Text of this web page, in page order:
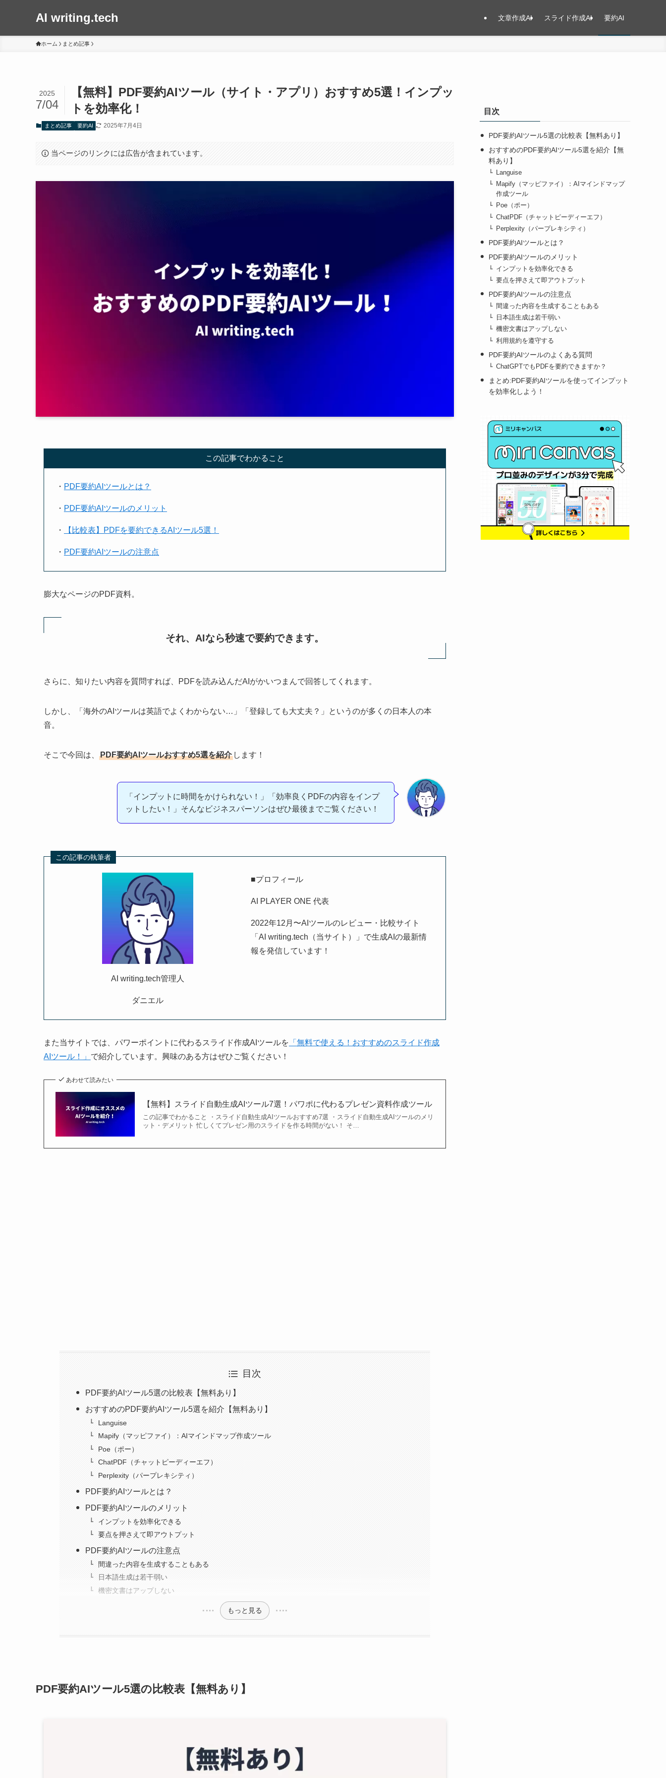
AI writing.tech 文章作成AI スライド作成AI 要約AI
ホーム まとめ記事
【無料】PDF要約AIツール（サイト・アプリ）おすすめ5選！インプッ
トを効率化！
2025
7/04
まとめ記事 要約AI 2025年7月4日
当ページのリンクには広告が含まれています。
この記事でわかること
・ PDF要約AIツールとは？
・ PDF要約AIツールのメリット
・ 【比較表】PDFを要約できるAIツール5選！
・ PDF要約AIツールの注意点
膨大なページのPDF資料。
それ、AIなら秒速で要約できます。
さらに、知りたい内容を質問すれば、PDFを読み込んだAIがかいつまんで回答してくれます。
しかし、「海外のAIツールは英語でよくわからない…」「登録しても大丈夫？」というのが多くの日本人の本
音。
そこで今回は、 PDF要約AIツールおすすめ5選を紹介 します！
「インプットに時間をかけられない！」「効率良くPDFの内容をインプ
ットしたい！」そんなビジネスパーソンはぜひ最後までご覧ください！
この記事の執筆者
AI writing.tech管理人
ダニエル
■プロフィール
AI PLAYER ONE 代表
2022年12月〜AIツールのレビュー・比較サイト
「AI writing.tech（当サイト）」で生成AIの最新情
報を発信しています！
また当サイトでは、パワーポイントに代わるスライド作成AIツールを 「無料で使える！おすすめのスライド作成
AIツール！」 で紹介しています。興味のある方はぜひご覧ください！
あわせて読みたい
【無料】スライド自動生成AIツール7選！パワポに代わるプレゼン資料作成ツール
この記事でわかること ・スライド自動生成AIツールおすすめ7選 ・スライド自動生成AIツールのメリ
ット・デメリット 忙しくてプレゼン用のスライドを作る時間がない！ そ…
目次
PDF要約AIツール5選の比較表【無料あり】
おすすめのPDF要約AIツール5選を紹介【無料あり】
Languise
Mapify（マッピファイ）：AIマインドマップ作成ツール
Poe（ポー）
ChatPDF（チャットピーディーエフ）
Perplexity（パープレキシティ）
PDF要約AIツールとは？
PDF要約AIツールのメリット
インプットを効率化できる
要点を押さえて即アウトプット
PDF要約AIツールの注意点
間違った内容を生成することもある
日本語生成は若干弱い
機密文書はアップしない
もっと見る
PDF要約AIツール5選の比較表【無料あり】
目次
PDF要約AIツール5選の比較表【無料あり】
おすすめのPDF要約AIツール5選を紹介【無
料あり】
Languise
Mapify（マッピファイ）：AIマインドマップ
作成ツール
Poe（ポー）
ChatPDF（チャットピーディーエフ）
Perplexity（パープレキシティ）
PDF要約AIツールとは？
PDF要約AIツールのメリット
インプットを効率化できる
要点を押さえて即アウトプット
PDF要約AIツールの注意点
間違った内容を生成することもある
日本語生成は若干弱い
機密文書はアップしない
利用規約を遵守する
PDF要約AIツールのよくある質問
ChatGPTでもPDFを要約できますか？
まとめ:PDF要約AIツールを使ってインプット
を効率化しよう！